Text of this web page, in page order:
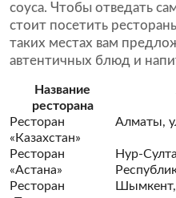
соуса. Чтобы отведать
стоит посетить
таких местах вам
автентичных блюд и
Название
ресторана
Ресторан
«Казахстан»
Алматы,
Ресторан
«Астана»
Нур-
Ресторан
Шымкент,